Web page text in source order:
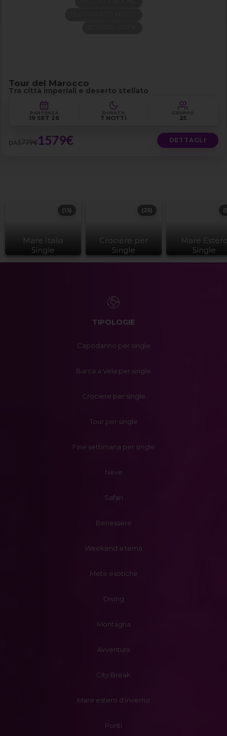
Tour del Marocco
Tra città imperiali e deserto stellato
PARTENZA
19 SET 26
DURATA
7 NOTTI
GRUPPO
25
DA1779€1579€ DETTAGLI
Mare Italia
Single
(13)
Crociere per
Single
(25)
Mare
Single
TIPOLOGIE
Capodanno per single
Barca a Vela per single
Crociere per single
Tour per single
Fine settimana per single
Neve
Safari
Benessere
Weekend a tema
Mete esotiche
Diving
Montagna
Avventura
City Break
Mare estero d'inverno
Ponti